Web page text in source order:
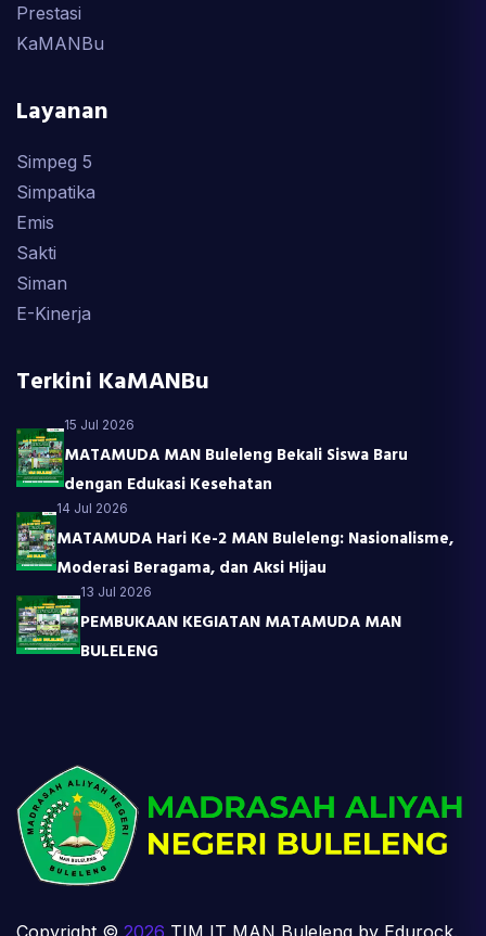
Prestasi
KaMANBu
Layanan
Simpeg 5
Simpatika
Emis
Sakti
Siman
E-Kinerja
Terkini KaMANBu
15 Jul 2026
MATAMUDA MAN Buleleng Bekali Siswa Baru
dengan Edukasi Kesehatan
14 Jul 2026
MATAMUDA Hari Ke-2 MAN Buleleng: Nasionalisme,
Moderasi Beragama, dan Aksi Hijau
13 Jul 2026
PEMBUKAAN KEGIATAN MATAMUDA MAN
BULELENG
Copyright © 2026 TIM IT MAN Buleleng by Edurock.